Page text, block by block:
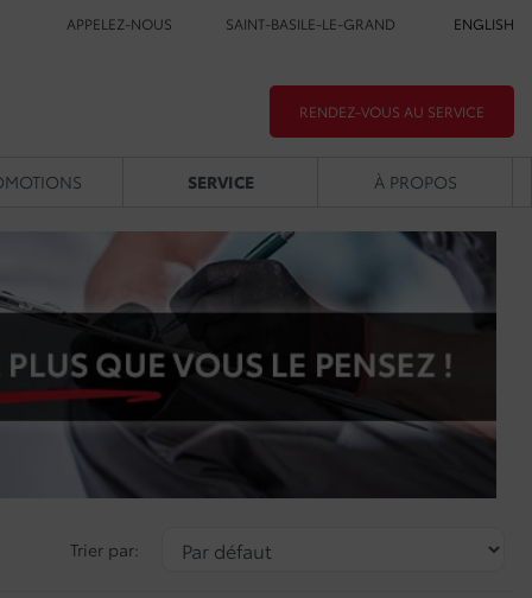
APPELEZ-NOUS SAINT-BASILE-LE-GRAND ENGLISH
RENDEZ-VOUS AU SERVICE
SERVICE À PROPOS
Trier par: